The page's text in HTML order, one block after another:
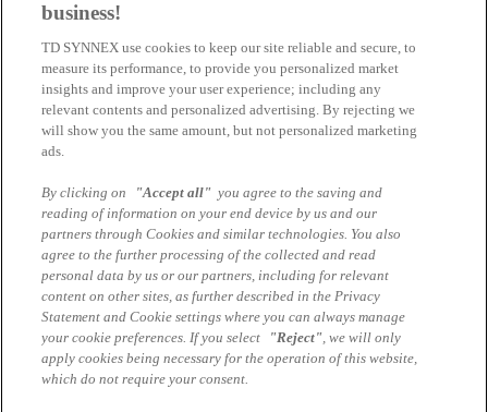
Multifunktionsdrucker
Tintenstrahl
A4 (210 x 297 mm), Legal (216 x 356 mm) (Original)
A4/Legal (Medien)
bis zu 15 ipm (Drucken)
200 Blatt
33.6 Kbps
HST #4452C026 TD SYNNEX #10209487 Jetzt kaufen
Impressum
Teilnahmebedingungen
AGB Marcom Services
Datenschutzhinweise Marcom Services
Cookie Einstellungen
Anmelden
business!
TD SYNNEX use cookies to keep our site reliable and secure, to
measure its performance, to provide you personalized market
insights and improve your user experience; including any
relevant contents and personalized advertising. By rejecting we
will show you the same amount, but not personalized marketing
ads.
By clicking on "Accept all" you agree to the saving and
reading of information on your end device by us and our
partners through Cookies and similar technologies. You also
agree to the further processing of the collected and read
personal data by us or our partners, including for relevant
content on other sites, as further described in the Privacy
Statement and Cookie settings where you can always manage
your cookie preferences. If you select
"Reject", we will only
apply cookies being necessary for the operation of this website,
which do not require your consent.